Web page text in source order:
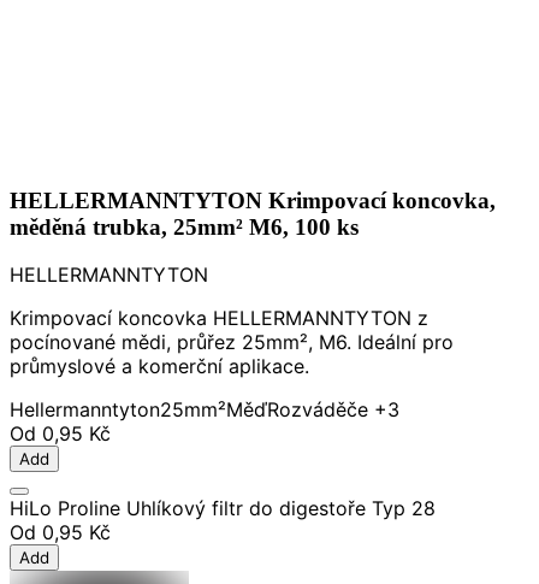
HELLERMANNTYTON Krimpovací koncovka,
měděná trubka, 25mm² M6, 100 ks
HELLERMANNTYTON
Krimpovací koncovka HELLERMANNTYTON z
pocínované mědi, průřez 25mm², M6. Ideální pro
průmyslové a komerční aplikace.
Hellermanntyton25mm²MěďRozváděče +3
Od 0,95 Kč
Add
HiLo Proline Uhlíkový filtr do digestoře Typ 28
Od 0,95 Kč
Add